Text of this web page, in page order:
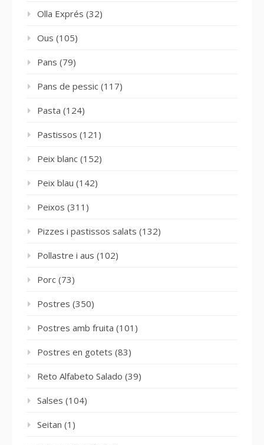
Olla Exprés (32)
Ous (105)
Pans (79)
Pans de pessic (117)
Pasta (124)
Pastissos (121)
Peix blanc (152)
Peix blau (142)
Peixos (311)
Pizzes i pastissos salats (132)
Pollastre i aus (102)
Porc (73)
Postres (350)
Postres amb fruita (101)
Postres en gotets (83)
Reto Alfabeto Salado (39)
Salses (104)
Seitan (1)